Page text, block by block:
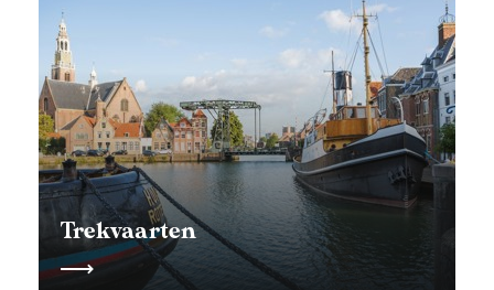
Trekvaarten